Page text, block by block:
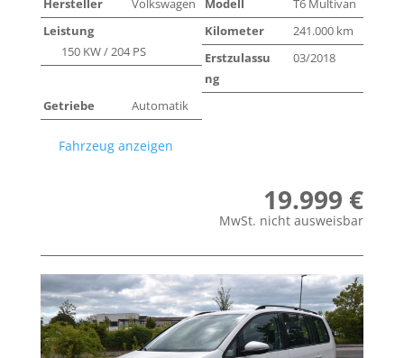
Hersteller Volkswagen Modell
T6 Multivan
Leistung
150 KW / 204 PS
Kilometer
241.000 km
Erstzulassu
ng
03/2018
Getriebe Automatik
Fahrzeug anzeigen
19.999 €
MwSt. nicht ausweisbar